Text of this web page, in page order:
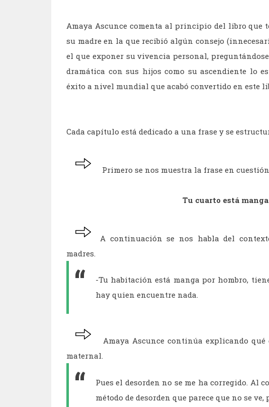
Amaya Ascunce comenta al principio del libro que
su madre en la que recibió algún consejo
el que exponer su vivencia personal,
dramática con sus hijos como su ascendiente lo
éxito a nivel mundial que acabó convertido en este
Cada capítulo está dedicado a una frase y se
Primero se nos muestra la frase en cuestión.
Tu cuarto está
A continuación se nos habla del
madres.
-Tu habitación está manga por hombro,
hay quien encuentre nada.
Amaya Ascunce continúa explicando qué
maternal.
Pues el desorden no se me ha corregido. Al
método de desorden que parece que no se ve,